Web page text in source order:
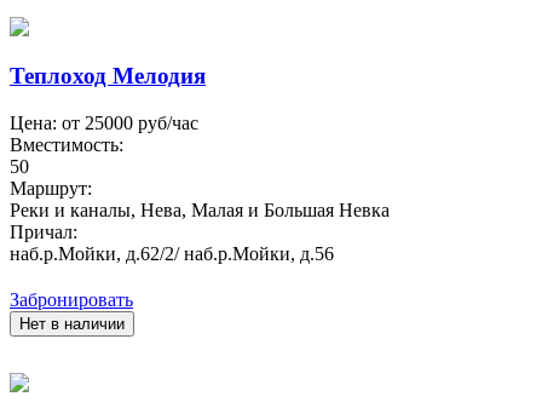
Теплоход Мелодия
Цена: от 25000 руб/час
Вместимость:
50
Маршрут:
Реки и каналы, Нева, Малая и Большая Невка
Причал:
наб.р.Мойки, д.62/2/ наб.р.Мойки, д.56
Забронировать
Нет в наличии